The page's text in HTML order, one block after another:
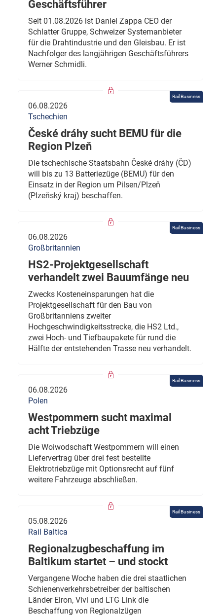
Geschäftsführer
Seit 01.08.2026 ist Daniel Zappa CEO der
Schlatter Gruppe, Schweizer Systemanbieter
für die Drahtindustrie und den Gleisbau. Er ist
Nachfolger des langjährigen Geschäftsführers
Werner Schmidli.
Rail Business
06.08.2026
Tschechien
České dráhy sucht BEMU für die
Region Plzeň
Die tschechische Staatsbahn České dráhy (ČD)
will bis zu 13 Batteriezüge (BEMU) für den
Einsatz in der Region um Pilsen/Plzeň
(Plzeňský kraj) beschaffen.
Rail Business
06.08.2026
Großbritannien
HS2-Projektgesellschaft
verhandelt zwei Bauumfänge neu
Zwecks Kosteneinsparungen hat die
Projektgesellschaft für den Bau von
Großbritanniens zweiter
Hochgeschwindigkeitsstrecke, die HS2 Ltd.,
zwei Hoch- und Tiefbaupakete für rund die
Hälfte der entstehenden Trasse neu verhandelt.
Rail Business
06.08.2026
Polen
Westpommern sucht maximal
acht Triebzüge
Die Woiwodschaft Westpommern will einen
Liefervertrag über drei fest bestellte
Elektrotriebzüge mit Optionsrecht auf fünf
weitere Fahrzeuge abschließen.
Rail Business
05.08.2026
Rail Baltica
Regionalzugbeschaffung im
Baltikum startet – und stockt
Vergangene Woche haben die drei staatlichen
Schienenverkehrsbetreiber der baltischen
Länder Elron, Vivi und LTG Link die
Beschaffung von Regionalzügen